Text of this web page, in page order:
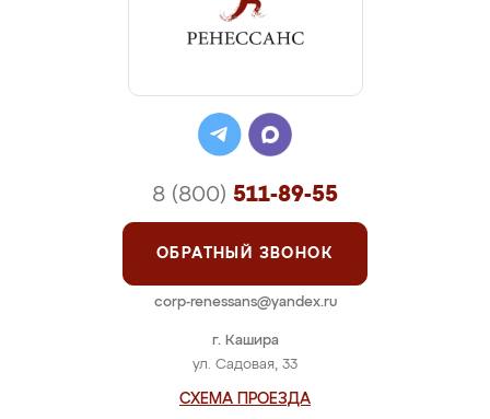
г. Кашира
ул. Садовая, 33
СХЕМА ПРОЕЗДА
8 (800) 511-89-55
ОБРАТНЫЙ ЗВОНОК
corp-renessans@yandex.ru